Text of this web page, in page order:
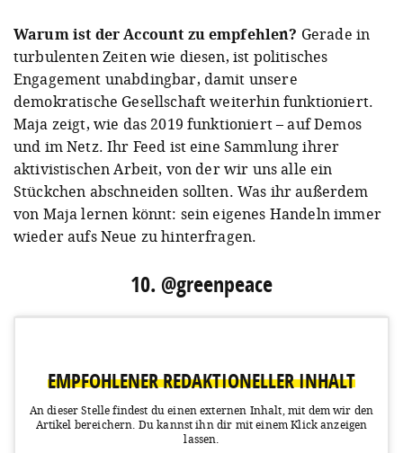
Warum ist der Account zu empfehlen? Gerade in
turbulenten Zeiten wie diesen, ist politisches
Engagement unabdingbar, damit unsere
demokratische Gesellschaft weiterhin funktioniert.
Maja zeigt, wie das 2019 funktioniert – auf Demos
und im Netz. Ihr Feed ist eine Sammlung ihrer
aktivistischen Arbeit, von der wir uns alle ein
Stückchen abschneiden sollten. Was ihr außerdem
von Maja lernen könnt: sein eigenes Handeln immer
wieder aufs Neue zu hinterfragen.
10. @greenpeace
EMPFOHLENER REDAKTIONELLER INHALT
An dieser Stelle findest du einen externen Inhalt, mit dem wir den
Artikel bereichern. Du kannst ihn dir mit einem Klick anzeigen
lassen.